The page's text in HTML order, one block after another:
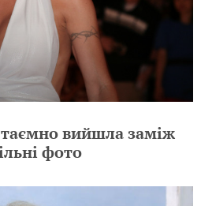
вийшла заміж
фото